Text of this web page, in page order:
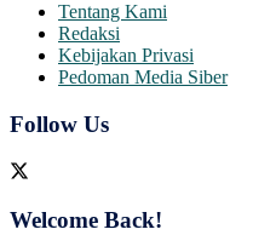
Tentang Kami
Redaksi
Kebijakan Privasi
Pedoman Media Siber
Follow Us
Welcome Back!